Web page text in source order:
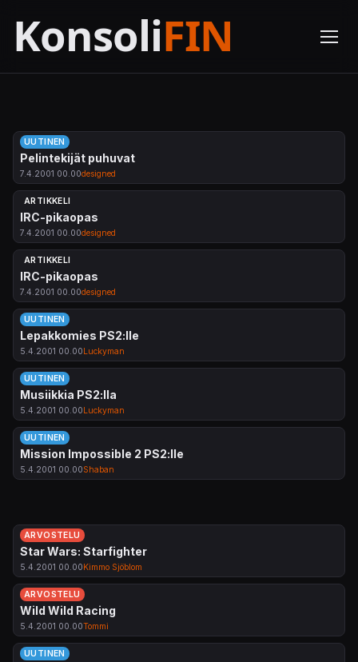
UUTINEN
Pelintekijät puhuvat
7.4.2001 00.00designed
ARTIKKELI
IRC-pikaopas
7.4.2001 00.00designed
ARTIKKELI
IRC-pikaopas
7.4.2001 00.00designed
UUTINEN
Lepakkomies PS2:lle
5.4.2001 00.00Luckyman
UUTINEN
Musiikkia PS2:lla
5.4.2001 00.00Luckyman
UUTINEN
Mission Impossible 2 PS2:lle
5.4.2001 00.00Shaban
ARVOSTELU
Star Wars: Starfighter
5.4.2001 00.00Kimmo Sjöblom
ARVOSTELU
Wild Wild Racing
5.4.2001 00.00Tommi
UUTINEN